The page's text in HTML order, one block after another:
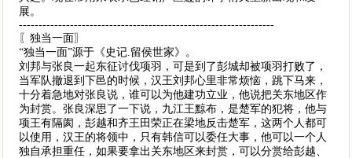
展。
-----------------------------------------------------------------
〖独当一面〗
“独当一面”源于《史记.留侯世家》。
刘邦与张良一起东征讨伐项羽，可是到了彭城却被项羽打败了，
当军队撤退到下邑的时候，汉王刘邦心里非常烦恼，跳下马来，
十分着急地对张良说，谁可以为他建功立业，他说把关东地区作
为封赏。张良深思了一下说，九江王黥布，是楚军的犯将，他与
项王有隔阂，彭越和齐王田荣正在梁地反击楚军，这两个人都可
以使用，汉王的将领中，只有韩信可以委任大事，他可以一个人
独自承担重任，如果要拿出关东地区来封赏，可以分赏给彭越、